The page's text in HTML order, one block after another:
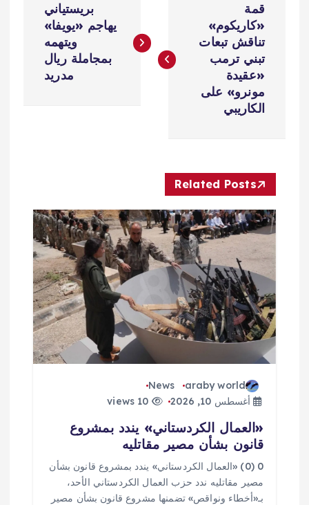
ص
م
ق
ت
قمة
«كاريكوم»
تناقش تبعات
تبني ترمب
«عقيدة
مونرو» على
الكاريبي
بريستياني
يهاجم «يويفا»
ويتهمه
بمجاملة ريال
مدريد
Related Posts
araby world
News
أغسطس 10, 2026
«العمال الكردستاني» يندد بمشروع
قانون بشأن مصير مقاتليه
0 (0) «العمال الكردستاني» يندد بمشروع قانون بشأن
مصير مقاتليه ندد حزب العمال الكردستاني الأحد،
بـ«أخطاء ونواقص» تضمنها مشروع قانون بشأن مصير